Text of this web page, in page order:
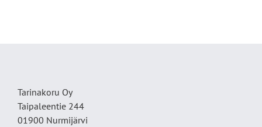
Tarinakoru Oy
Taipaleentie 244
01900 Nurmijärvi